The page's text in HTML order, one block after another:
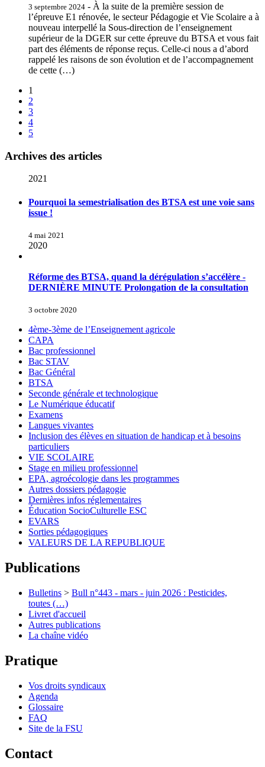
3 septembre 2024 - À la suite de la première session de
l’épreuve E1 rénovée, le secteur Pédagogie et Vie Scolaire a à
nouveau interpellé la Sous-direction de l’enseignement
supérieur de la DGER sur cette épreuve du BTSA et vous fait
part des éléments de réponse reçus. Celle-ci nous a d’abord
rappelé les raisons de son évolution et de l’accompagnement
de cette (…)
1
2
3
4
5
Archives des articles
2021
Pourquoi la semestrialisation des BTSA est une voie sans
issue !
4 mai 2021
2020
Réforme des BTSA, quand la dérégulation s’accélère -
DERNIÈRE MINUTE Prolongation de la consultation
3 octobre 2020
4ème-3ème de l’Enseignement agricole
CAPA
Bac professionnel
Bac STAV
Bac Général
BTSA
Seconde générale et technologique
Le Numérique éducatif
Examens
Langues vivantes
Inclusion des élèves en situation de handicap et à besoins
particuliers
VIE SCOLAIRE
Stage en milieu professionnel
EPA, agroécologie dans les programmes
Autres dossiers pédagogie
Dernières infos réglementaires
Éducation SocioCulturelle ESC
EVARS
Sorties pédagogiques
VALEURS DE LA REPUBLIQUE
Publications
Bulletins > Bull n°443 - mars - juin 2026 : Pesticides,
toutes (…)
Livret d'accueil
Autres publications
La chaîne vidéo
Pratique
Vos droits syndicaux
Agenda
Glossaire
FAQ
Site de la FSU
Contact